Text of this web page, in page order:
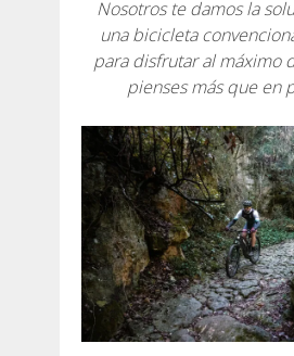
SELECCIÓN DE ETAPAS
6 ETAPAS
5 ETAPAS
4 ETAPAS
Nosotros te damos la
una bicicleta
para disfrutar al máximo
pienses más que en